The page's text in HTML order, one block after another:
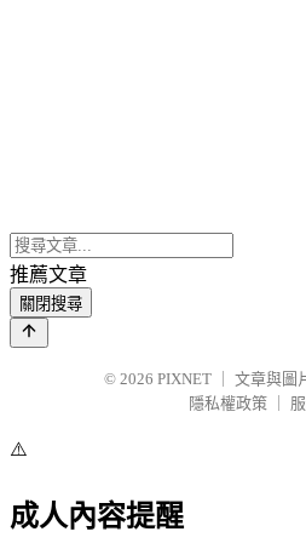
推薦文章
關閉搜尋
© 2026 PIXNET
文章與圖
隱私權政策
⚠️
成人內容提醒